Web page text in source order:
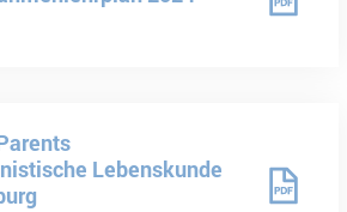
Lebenskunde